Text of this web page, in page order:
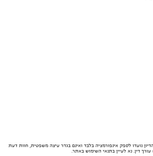
נועדו לספק אינפורמציה בלבד ואינם בגדר עיצה משפטית, חוות דעת
דין. נא לעיין בתנאי השימוש באתר.